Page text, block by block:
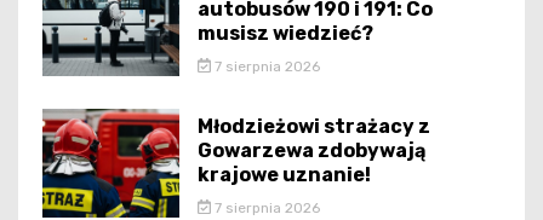
autobusów 190 i 191: Co
musisz wiedzieć?
7 sierpnia 2026
Młodzieżowi strażacy z
Gowarzewa zdobywają
krajowe uznanie!
7 sierpnia 2026